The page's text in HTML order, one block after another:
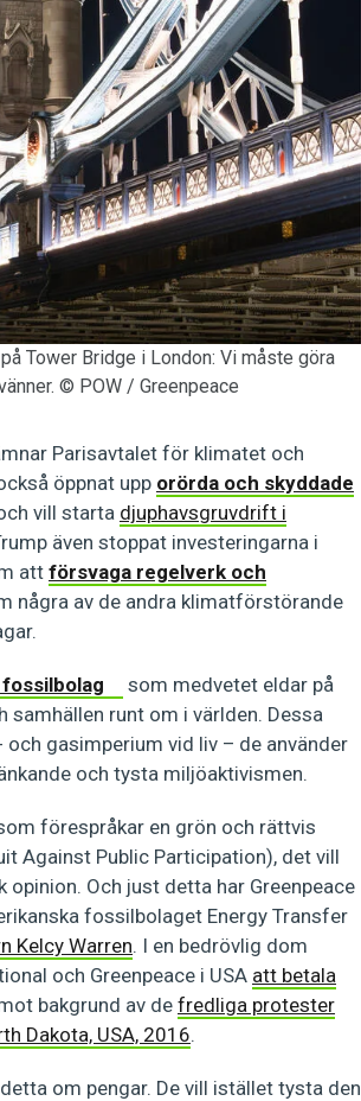
Tower Bridge i London: Vi måste göra
© POW / Greenpeace
Parisavtalet för klimatet och
öppnat upp orörda och skyddade
vill starta djuphavsgruvdrift i
även stoppat investeringarna i
attförsvaga regelverk och
några av de andra klimatförstörande
som medvetet eldar på
runt om i världen. Dessa
gasimperium vid liv – de använder
och tysta miljöaktivismen.
förespråkar en grön och rättvis
Against Public Participation), det vill
Och just detta har Greenpeace
fossilbolaget Energy Transfer
Kelcy Warren. I en bedrövlig dom
och Greenpeace i USA att betala
bakgrund av de fredliga protester
Dakota, USA, 2016.
om pengar. De vill istället tysta den